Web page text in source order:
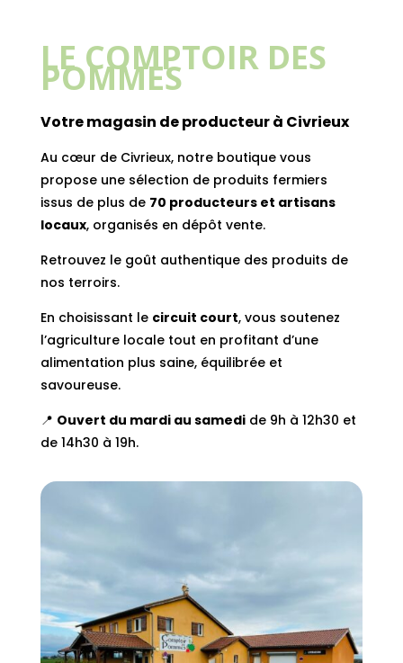
LE COMPTOIR DES
POMMES
Votre magasin de producteur à Civrieux
Au cœur de Civrieux, notre boutique vous
propose une sélection de produits fermiers
issus de plus de 70 producteurs et artisans
locaux, organisés en dépôt vente.
Retrouvez le goût authentique des produits de
nos terroirs.
En choisissant le circuit court, vous soutenez
l’agriculture locale tout en profitant d’une
alimentation plus saine, équilibrée et
savoureuse.
📍 Ouvert du mardi au samedide 9h à 12h30 et
de 14h30 à 19h.